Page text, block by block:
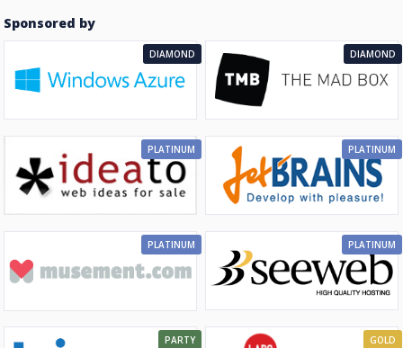
Sponsored by
DIAMOND DIAMOND
PLATINUM PLATINUM
PLATINUM PLATINUM
PARTY GOLD